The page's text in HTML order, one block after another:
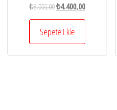
₺8.000,00Orijinal
fiyat:
₺8.000,00.
₺4.400,00Şu
andaki
₺4.400,00.
Sepete Ekle